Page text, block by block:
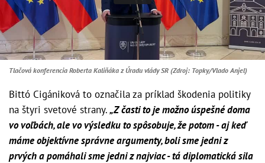
Tlačová konferencia Roberta Kaliňáka z Úradu vlády SR (Zdroj: Topky/Vlado Anjel)
Bittó Cigániková to označila za príklad škodenia politiky
na štyri svetové strany.„Z časti to je možno úspešné doma
vo voľbách, ale vo výsledku to spôsobuje, že potom - aj keď
máme objektívne správne argumenty, boli sme jedni z
prvých a pomáhali sme jedni z najviac - tá diplomatická sila